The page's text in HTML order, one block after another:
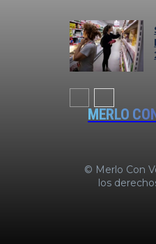
MERLO
© Merlo Con
los